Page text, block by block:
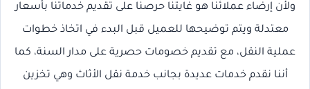
ولأن إرضاء عملائنا هو غايتنا حرصنا على تقديم خدماتنا بأسعار
معتدلة ويتم توضيحها للعميل قبل البدء في اتخاذ خطوات
عملية النقل، مع تقديم خصومات حصرية على مدار السنة، كما
أننا نقدم خدمات عديدة بجانب خدمة نقل الأثاث وهي تخزين